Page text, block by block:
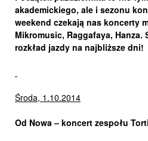
akademickiego, ale i sezonu
weekend czekają nas koncerty
Mikromusic, Raggafaya,
rozkład jazdy na najbliższe dni!
Środa, 1.10.2014
Od Nowa – koncert zespołu